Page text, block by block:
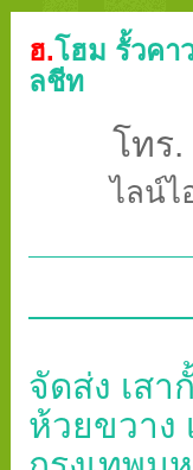
ฮ.โฮม รั้วคา
ลชีท
โทร.
ไลน์ไ
จัดส่ง เสา
ห้วยขวาง